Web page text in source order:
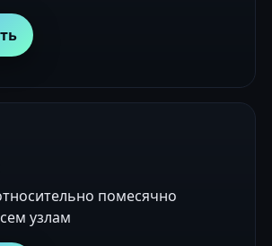
помесячно
узлам